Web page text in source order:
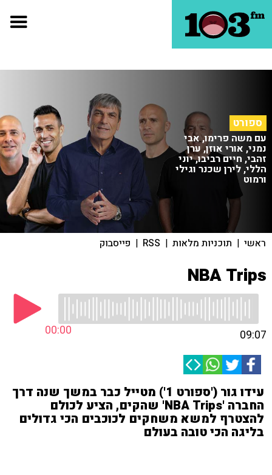
ספורט
עם משה פרימו, אבי
נמני, אורי אוזן, ערן
זהבי, חיים רביבו, יוני
הללי, לירן שכנר וגילי
ורמוט
ראשי | תוכניות מלאות |
RSS
| פייסבוק
NBA Trips
00:00 09:07
עידו גור ('ספורט 1') מטייל כבר במשך שנה דרך
החברה 'NBA Trips' שהקים, הציע לכולם
להצטרף למשא משחקים לכוכבים הכי גדולים
בליגה הכי טובה בעולם